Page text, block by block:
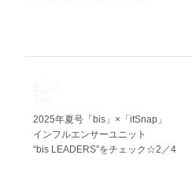
6.10
2025年夏号「bis」×「itSnap」
インフルエンサーユニット
“bis LEADERS”をチェック☆2／4